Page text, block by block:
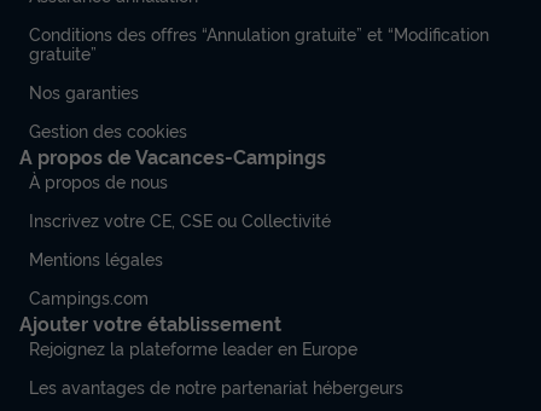
Conditions des offres “Annulation gratuite” et “Modification
gratuite”
Nos garanties
Gestion des cookies
A propos de Vacances-Campings
À propos de nous
Inscrivez votre CE, CSE ou Collectivité
Mentions légales
Campings.com
Ajouter votre établissement
Rejoignez la plateforme leader en Europe
Les avantages de notre partenariat hébergeurs